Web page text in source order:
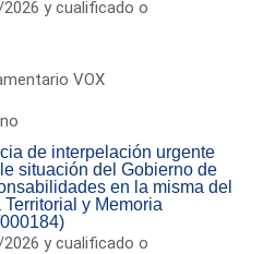
y cualificado o
VOX
de interpelación urgente
situación del Gobierno de
en la misma del
y Memoria
y cualificado o